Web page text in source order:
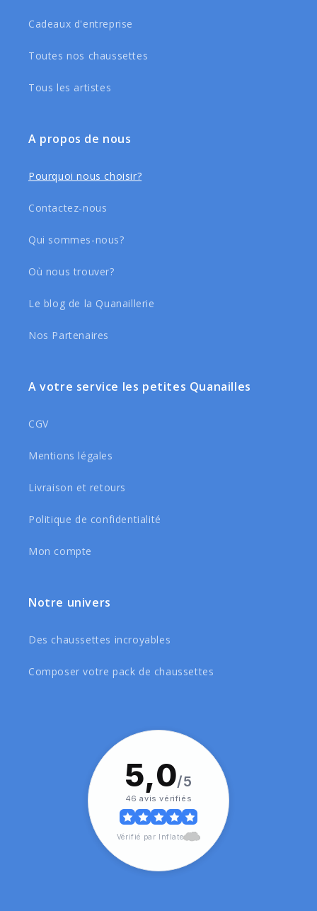
Cadeaux d'entreprise
Toutes nos chaussettes
Tous les artistes
A propos de nous
Pourquoi nous choisir?
Contactez-nous
Qui sommes-nous?
Où nous trouver?
Le blog de la Quanaillerie
Nos Partenaires
A votre service les petites Quanailles
CGV
Mentions légales
Livraison et retours
Politique de confidentialité
Mon compte
Notre univers
Des chaussettes incroyables
Composer votre pack de chaussettes
5,0/5
46 avis vérifiés
Vérifié par Inflate